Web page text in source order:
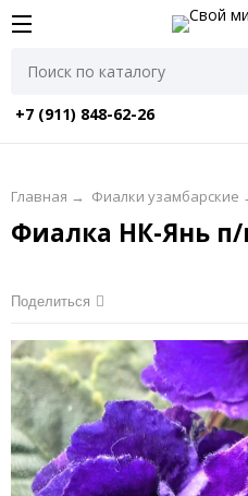
+7 (911) 848-62-26
Главная → Фиалки узамбарские
Фиалка НК-Янь
Поделиться